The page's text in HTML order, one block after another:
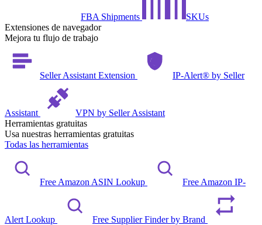
FBA Shipments
SKUs
Extensiones de navegador
Mejora tu flujo de trabajo
Seller Assistant Extension IP-Alert® by Seller
Assistant
VPN by Seller Assistant
Herramientas gratuitas
Usa nuestras herramientas gratuitas
Todas las herramientas
Free Amazon ASIN Lookup Free Amazon IP-
Alert Lookup Free Supplier Finder by Brand